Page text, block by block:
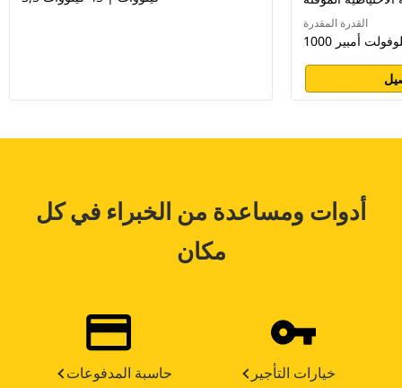
القدرة المقدرة
أدوات ومساعدة من الخبراء في كل
مكان
حاسبة المدفوعات خيارات التأجير